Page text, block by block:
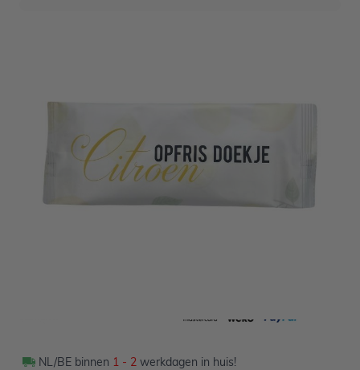
0,75 Verpakt per 10 stuks
NL/BE binnen 1 - 2 werkdagen in huis!